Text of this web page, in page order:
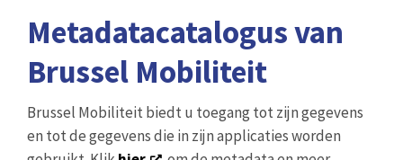
Metadatacatalogus van
Brussel Mobiliteit
Brussel Mobiliteit biedt u toegang tot zijn gegevens
en tot de gegevens die in zijn applicaties worden